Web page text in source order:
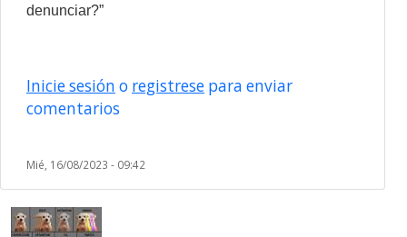
denunciar?”
Inicie sesión o registrese para enviar
comentarios
Mié, 16/08/2023 - 09:42